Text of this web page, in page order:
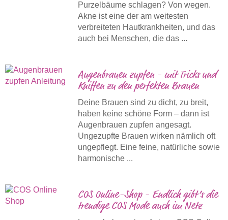
Purzelbäume schlagen? Von wegen.
Akne ist eine der am weitesten
verbreiteten Hautkrankheiten, und das
auch bei Menschen, die das ...
Augenbrauen zupfen - mit Tricks und
Kniffen zu den perfekten Brauen
Deine Brauen sind zu dicht, zu breit,
haben keine schöne Form – dann ist
Augenbrauen zupfen angesagt.
Ungezupfte Brauen wirken nämlich oft
ungepflegt. Eine feine, natürliche sowie
harmonische ...
COS Online-Shop - Endlich gibt’s die
trendige COS Mode auch im Netz